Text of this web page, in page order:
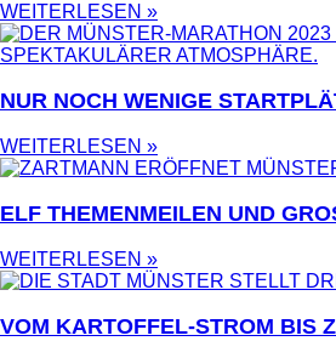
WEITERLESEN »
NUR NOCH WENIGE
WEITERLESEN »
ELF THEMENMEILEN UND
WEITERLESEN »
VOM KARTOFFEL-STROM BIS